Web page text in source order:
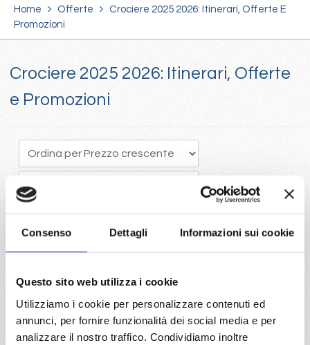
Consenso Dettagli Informazioni sui cookie
Questo sito web utilizza i cookie
Utilizziamo i cookie per personalizzare contenuti ed
annunci, per fornire funzionalità dei social media e per
analizzare il nostro traffico. Condividiamo inoltre
Home Offerte
Crociere 2025 2026: Itinerari, Offerte E
Promozioni
Crociere 2025 2026: Itinerari, Offerte
e Promozioni
crociera porta vantaggi economici con la scelta della migliore
disponibilità
Visita il portale per trovare le crociere 2025 con Costa e Mc